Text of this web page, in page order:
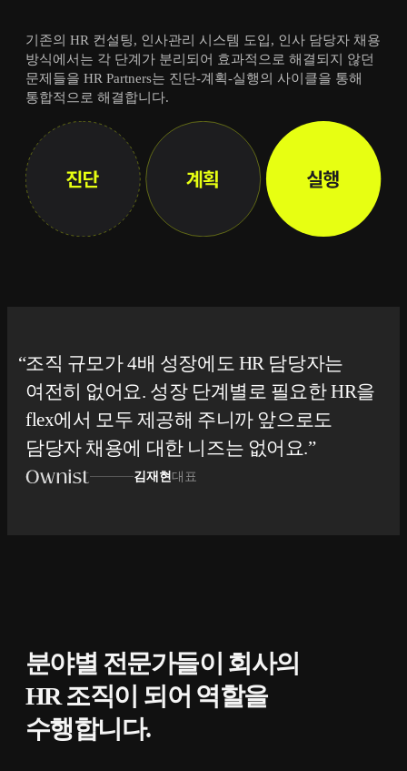
기존의 HR 컨설팅, 인사관리 시스템 도입, 인사 담당자 채용
방식에서는 각 단계가 분리되어 효과적으로 해결되지 않던
문제들을 HR Partners는 진단-계획-실행의 사이클을 통해
통합적으로 해결합니다.
조직 규모가 4배 성장에도 HR 담당자는
여전히 없어요. 성장 단계별로 필요한 HR을
flex에서 모두 제공해 주니까 앞으로도
담당자 채용에 대한 니즈는 없어요.
김재현대표
분야별 전문가들이 회사의
HR 조직이 되어 역할을
수행합니다.